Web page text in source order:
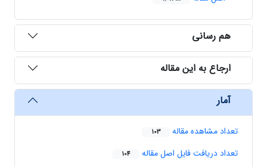
هم رسانی
ارجاع به این مقاله
آمار
تعداد مشاهده مقاله 103
تعداد دریافت فایل اصل مقاله 104